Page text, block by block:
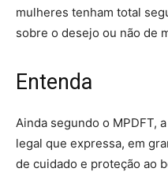
mulheres tenham total
sobre o desejo ou não de
Entenda
Ainda segundo o MPDFT,
legal que expressa, em
de cuidado e proteção ao